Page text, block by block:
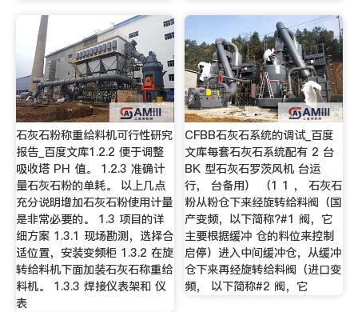
石灰石粉称重给料机可行性研究
报告_百度文库1.2.2 便于调整
吸收塔 PH 值。 1.2.3 准确计
量石灰石粉的单耗。 以上几点
充分说明增加石灰石粉使用计量
是非常必要的。 1.3 项目的详
细方案 1.3.1 现场勘测，选择合
适位置，安装变频柜 1.3.2 在旋
转给料机下面加装石灰石称重给
料机。 1.3.3 焊接仪表架和 仪
表
CFBB石灰石系统的调试_百度
文库每套石灰石系统配有 2 台
BK 型石灰石罗茨风机 台运
行， 台备用） （1 1 ， 石灰石
粉从粉仓下来经旋转给料阀（国
产变频，以下简称?#1 阀，它
主要根据缓冲 仓的料位来控制
启停）进入中间缓冲仓，从缓冲
仓下来再经旋转给料阀（进口变
频， 以下简称#2 阀，它